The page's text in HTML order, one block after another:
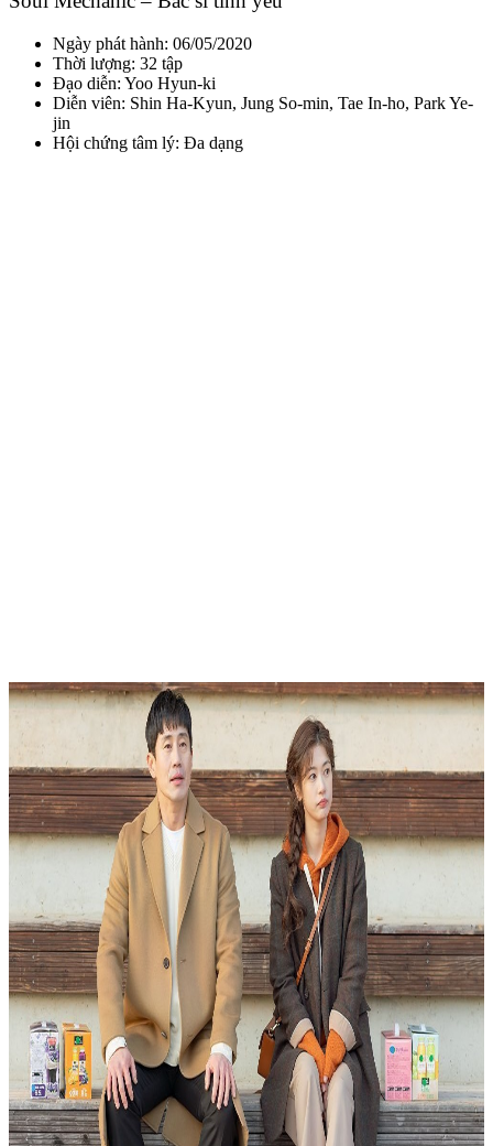
Ngày phát hành: 06/05/2020
Thời lượng: 32 tập
Đạo diễn: Yoo Hyun-ki
Diễn viên: Shin Ha-Kyun, Jung So-min, Tae In-ho, Park Ye-
jin
Hội chứng tâm lý: Đa dạng